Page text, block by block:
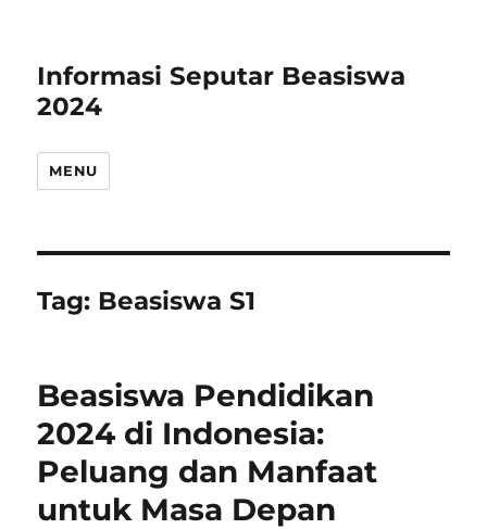
Informasi Seputar Beasiswa
2024
MENU
Tag: Beasiswa S1
Beasiswa Pendidikan
2024 di Indonesia:
Peluang dan Manfaat
untuk Masa Depan